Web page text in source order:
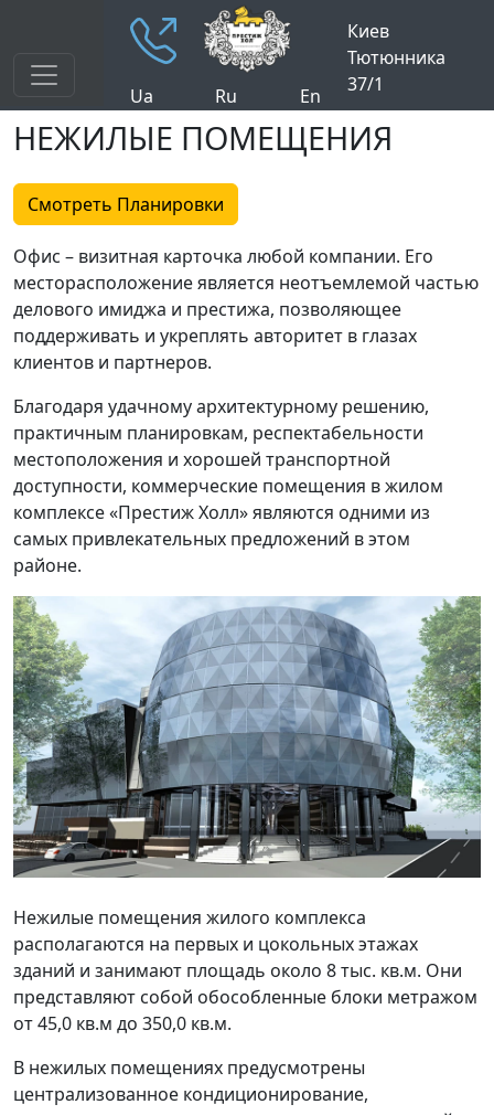
Ua Ru En
Киев
Тютюнника
37/1
НЕЖИЛЫЕ ПОМЕЩЕНИЯ
Смотреть Планировки
Офис – визитная карточка любой компании. Его
месторасположение является неотъемлемой частью
делового имиджа и престижа, позволяющее
поддерживать и укреплять авторитет в глазах
клиентов и партнеров.
Благодаря удачному архитектурному решению,
практичным планировкам, респектабельности
местоположения и хорошей транспортной
доступности, коммерческие помещения в жилом
комплексе «Престиж Холл» являются одними из
самых привлекательных предложений в этом
районе.
Нежилые помещения жилого комплекса
располагаются на первых и цокольных этажах
зданий и занимают площадь около 8 тыс. кв.м. Они
представляют собой обособленные блоки метражом
от 45,0 кв.м до 350,0 кв.м.
В нежилых помещениях предусмотрены
централизованное кондиционирование,